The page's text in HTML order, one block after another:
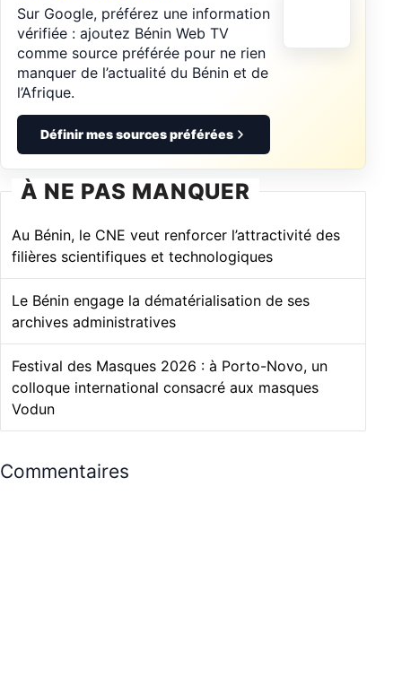
Sur Google, préférez une information
vérifiée : ajoutez Bénin Web TV
comme source préférée pour ne rien
manquer de l’actualité du Bénin et de
l’Afrique.
Définir mes sources préférées
À NE PAS MANQUER
Au Bénin, le CNE veut renforcer l’attractivité des
filières scientifiques et technologiques
Le Bénin engage la dématérialisation de ses
archives administratives
Festival des Masques 2026 : à Porto-Novo, un
colloque international consacré aux masques
Vodun
Commentaires